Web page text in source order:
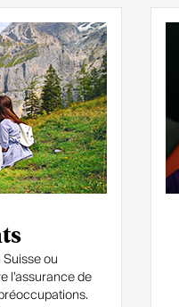
ou
l’assurance de